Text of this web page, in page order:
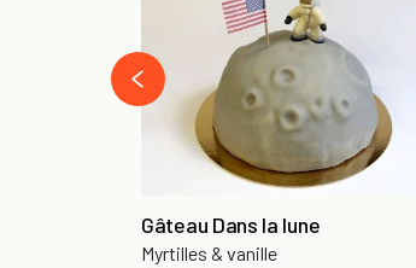
Gâteau Dans la lune
Myrtilles & vanille
‹